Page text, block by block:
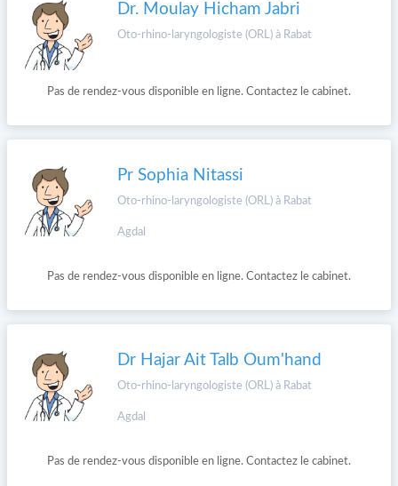
Dr. Moulay Hicham Jabri
Oto-rhino-laryngologiste (ORL) à Rabat
Pas de rendez-vous disponible en ligne. Contactez le cabinet.
Pr Sophia Nitassi
Oto-rhino-laryngologiste (ORL) à Rabat
Agdal
Pas de rendez-vous disponible en ligne. Contactez le cabinet.
Dr Hajar Ait Talb Oum'hand
Oto-rhino-laryngologiste (ORL) à Rabat
Agdal
Pas de rendez-vous disponible en ligne. Contactez le cabinet.